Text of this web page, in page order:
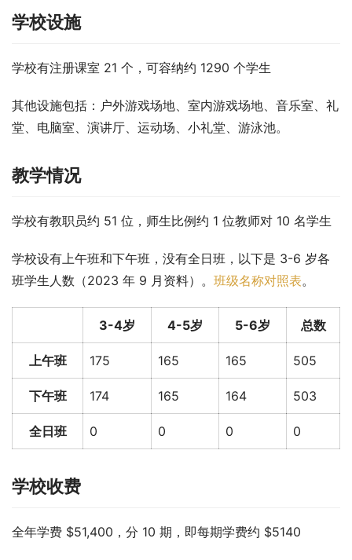
学校设施
学校有注册课室 21 个，可容纳约 1290 个学生
其他设施包括：户外游戏场地、室内游戏场地、音乐室、礼
堂、电脑室、演讲厅、运动场、小礼堂、游泳池。
教学情况
学校有教职员约 51 位，师生比例约 1 位教师对 10 名学生
学校设有上午班和下午班，没有全日班，以下是 3-6 岁各
班学生人数（2023 年 9 月资料）。 班级名称对照表。
3-4岁 4-5岁 5-6岁 总数
上午班 175 165 165 505
下午班 174 165 164 503
全日班 0 0 0 0
学校收费
全年学费 $51,400，分 10 期，即每期学费约 $5140